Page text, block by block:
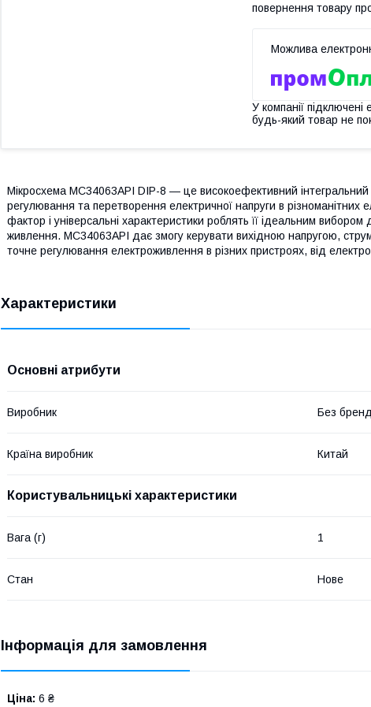
повернення товару
У компанії
будь-який товар не
Мікросхема MC34063API DIP-8 — це високоефективний
регулювання та перетворення електричної напруги в різноманітних
фактор і універсальні характеристики роблять її ідеальним
живлення. MC34063API дає змогу керувати вихідною напругою,
точне регулювання електроживлення в різних пристроях, від
Характеристики
Основні атрибути
Виробник Без
Країна виробник Китай
Користувальницькі характеристики
Вага (г) 1
Стан Нове
Інформація для замовлення
Ціна: 6 ₴